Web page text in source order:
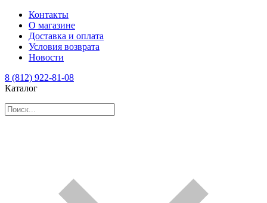
Контакты
О магазине
Доставка и оплата
Условия возврата
Новости
8 (812) 922-81-08
Каталог